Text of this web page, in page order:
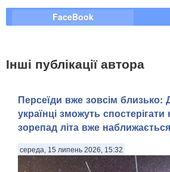
FaceBook
Інші публікації автора
Персеїди вже зовсім близько:
українці зможуть
зорепад літа вже наближається
середа, 15 липень 2026, 15:32